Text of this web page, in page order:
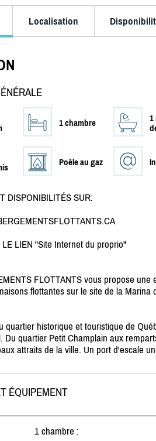
Localisation
1 chambre
1
Poêle au gaz
DISPONIBILITÉS SUR:
LIEN "Site Internet du proprio"
FLOTTANTS vous propose
flottantes sur le site de la Marina
quartier historique et touristique de
Du quartier Petit Champlain aux
attraits de la ville. Un port d'escale
ÉQUIPEMENT
1 chambre :